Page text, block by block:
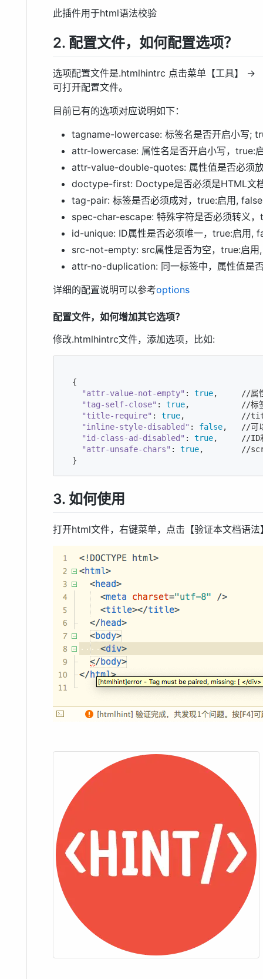
此插件用于html语法校验
2. 配置文件，如何配置选项？
选项配置文件是.htmlhintrc 点击菜单【工具】 ->
可打开配置文件。
目前已有的选项对应说明如下：
tagname-lowercase: 标签名是否开启小写;
attr-lowercase: 属性名是否开启小写，true:
attr-value-double-quotes: 属性值是否必须
doctype-first: Doctype是否必须是HTML文
tag-pair: 标签是否必须成对，true:启用,
spec-char-escape: 特殊字符是否必须转义
id-unique: ID属性是否必须唯一，true:启用,
src-not-empty: src属性是否为空，true:启用
attr-no-duplication: 同一标签中，属性值是
详细的配置说明可以参考options
配置文件，如何增加其它选项？
修改.htmlhintrc文件，添加选项，比如:
  {
"attr-value-not-empty" : true,     //属性
"tag-self-close" : true,           //标签
"title-require" : true,            //title标
"inline-style-disabled" : false,   //可以
"id-class-ad-disabled" : true,     //ID和
"attr-unsafe-chars" : true,        //script
3. 如何使用
打开html文件，右键菜单，点击【验证本文档语法